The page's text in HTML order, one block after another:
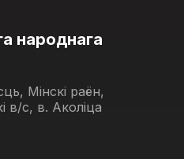
народнага
Мінскі раён,
в/с, в. Аколіца